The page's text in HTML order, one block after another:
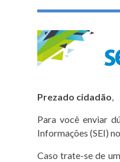
Prezado cidadão,
Para você enviar
Informações (SEI)
Caso trate-se de